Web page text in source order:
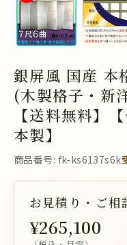
銀屏風 国産 本
(木製格子・新
【送料無料】
本製】
商品番号: fk-ks6137s6k
お見積り・ご相
¥265,100